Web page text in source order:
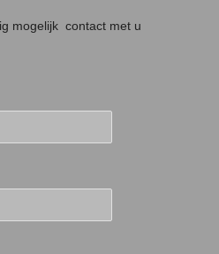
mogelijk contact met u